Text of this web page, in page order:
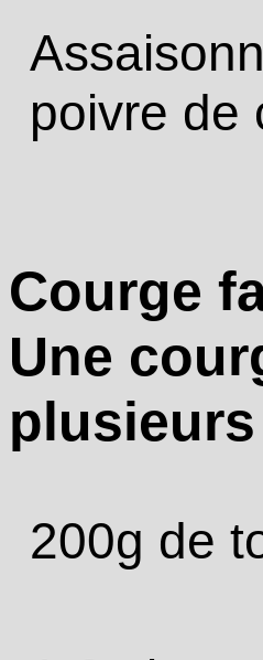
poivre de
Courge
Une
200g de